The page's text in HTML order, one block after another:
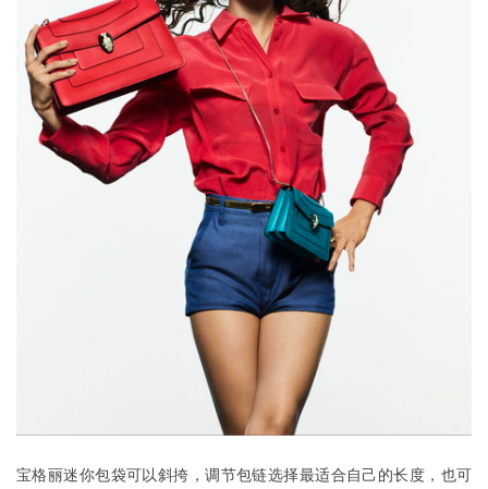
宝格丽迷你包袋可以斜挎，调节包链选择最适合自己的长度，也可